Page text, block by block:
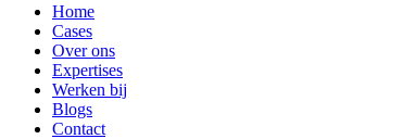
Home
Cases
Over ons
Expertises
Werken bij
Blogs
Contact